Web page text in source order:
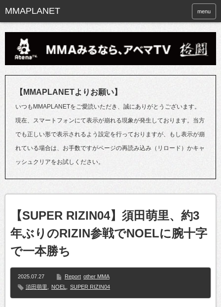
menu
【MMAPLANETよりお願い】
いつもMMAPLANETをご愛読いただき、誠にありがとうございます。
現在、スマートフォンにて表示が崩れる現象が発生しております。当方
でも正しい形で表示されるよう設定を行っておりますが、もし表示が崩
れている場合は、お手数ですがページの再読み込み（リロード）かキャ
ッシュクリアをお試しください。
【SUPER RIZIN04】須田萌里、約3
年ぶりのRIZIN参戦でNOELに腕十字
で一本勝ち
2025.07.27 Report other MMA
須田萌里
NOEL SUPER RIZIN04